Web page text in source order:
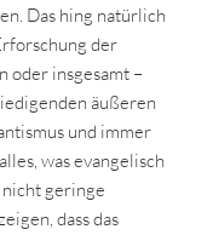
Das hing natürlich
der
oder insgesamt –
äußeren
und immer
was evangelisch
geringe
dass das